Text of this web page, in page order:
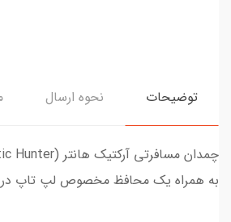
توضیحات نحوه ارسال
چمدان مسافرتی آرکتیک هانتر (Arctic Hunter) مدل LGX001
به همراه یک محافظ مخصوص لپ تاپ